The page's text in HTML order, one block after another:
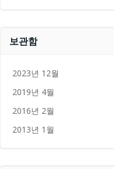
보관함
2023년 12월
2019년 4월
2016년 2월
2013년 1월